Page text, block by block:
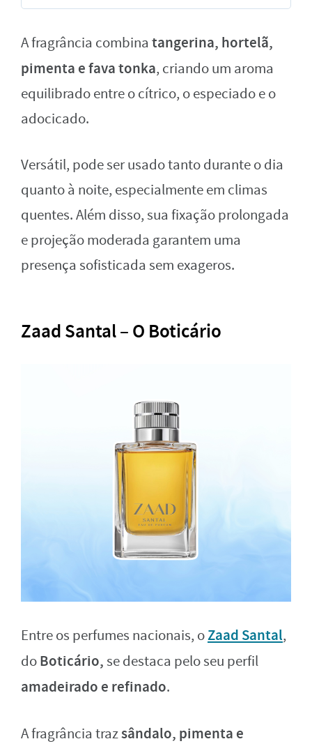
A fragrância combina tangerina, hortelã,
pimenta e fava tonka, criando um aroma
equilibrado entre o cítrico, o especiado e o
adocicado.
Versátil, pode ser usado tanto durante o dia
quanto à noite, especialmente em climas
quentes. Além disso, sua fixação prolongada
e projeção moderada garantem uma
presença sofisticada sem exageros.
Zaad Santal – O Boticário
Entre os perfumes nacionais, oZaad Santal,
doBoticário,se destaca pelo seu perfil
amadeirado e refinado.
A fragrância trazsândalo, pimenta e